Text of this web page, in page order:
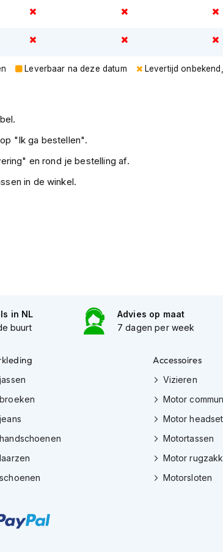
Leverbaar na deze datum Levertijd
"Ik ga bestellen".
en rond je bestelling af.
in de winkel.
in NL
buurt
Advies op maat
7 dagen per week
Accessoires
Vizieren
Motor
Motor
Motortassen
Motor
Motorsloten